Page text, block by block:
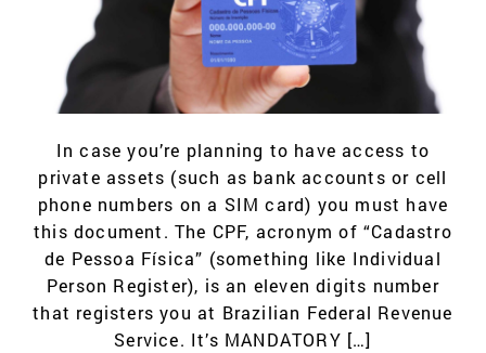
In case you’re planning to have access to
private assets (such as bank accounts or cell
phone numbers on a SIM card) you must have
this document. The CPF, acronym of “Cadastro
de Pessoa Física” (something like Individual
Person Register), is an eleven digits number
that registers you at Brazilian Federal Revenue
Service. It’s MANDATORY […]